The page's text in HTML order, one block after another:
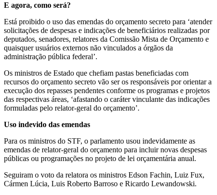
E agora, como será?
Está proibido o uso das emendas do orçamento secreto para ‘atender
solicitações de despesas e indicações de beneficiários realizadas por
deputados, senadores, relatores da Comissão Mista de Orçamento e
quaisquer usuários externos não vinculados a órgãos da
administração pública federal’.
Os ministros de Estado que chefiam pastas beneficiadas com
recursos do orçamento secreto vão ser os responsáveis por orientar a
execução dos repasses pendentes conforme os programas e projetos
das respectivas áreas, ‘afastando o caráter vinculante das indicações
formuladas pelo relator-geral do orçamento’.
Uso indevido das emendas
Para os ministros do STF, o parlamento usou indevidamente as
emendas de relator-geral do orçamento para incluir novas despesas
públicas ou programações no projeto de lei orçamentária anual.
Seguiram o voto da relatora os ministros Edson Fachin, Luiz Fux,
Cármen Lúcia, Luis Roberto Barroso e Ricardo Lewandowski.